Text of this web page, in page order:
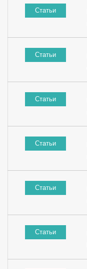
Статьи
Статьи
Статьи
Статьи
Статьи
Статьи